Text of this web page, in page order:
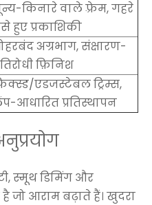
किनारे वाले फ़्रेम, गहरे
हुए प्रकाशिकी
अग्रभाग, संक्षारण-
फ़िनिश
एडजस्टेबल ट्रिम्स,
आधारित प्रतिस्थापन
स्मूथ डिमिंग और
है जो आराम बढ़ाते हैं। खुदरा